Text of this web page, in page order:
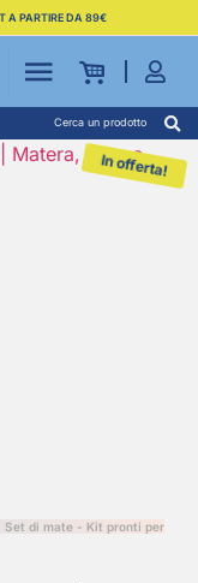
A PARTIRE DA 89€
Cerca un prodotto
In offerta!
Set di mate - Kit pronti per